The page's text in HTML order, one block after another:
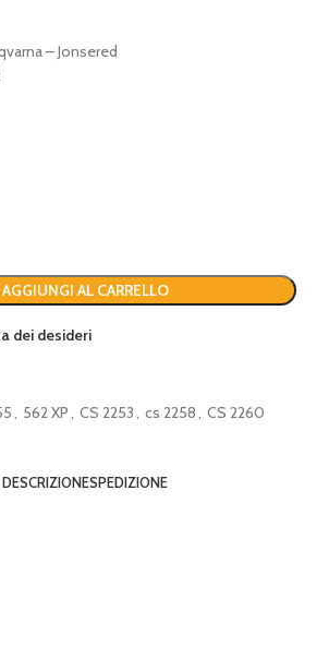
– Jonsered
AGGIUNGI AL CARRELLO
dei desideri
562 XP CS 2253 cs 2258 CS 2260
DESCRIZIONESPEDIZIONE